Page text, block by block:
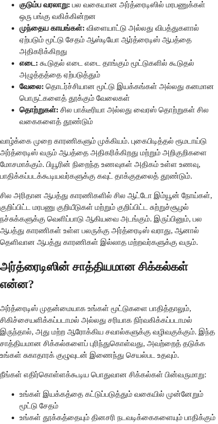
குடும்ப வரலாறு: பல வகையான அர்த்ரைடிஸில் மரபணுக்கள்
ஒரு பங்கு வகிக்கின்றன
முந்தைய காயங்கள்: விளையாட்டு அல்லது விபத்துகளால்
ஏற்படும் மூட்டு சேதம் ஆஸ்டியோ ஆர்த்ரைடிஸ் ஆபத்தை
அதிகரிக்கிறது
எடை: கூடுதல் எடை எடை தாங்கும் மூட்டுகளில் கூடுதல்
அழுத்தத்தை ஏற்படுத்தும்
வேலை: தொடர்ச்சியான மூட்டு இயக்கங்கள் அல்லது கனமான
பொருட்களைத் தூக்கும் வேலைகள்
தொற்றுகள்: சில பாக்டீரியா அல்லது வைரஸ் தொற்றுகள் சில
வகைகளைத் தூண்டும்
வாழ்க்கை முறை காரணிகளும் முக்கியம். புகைபிடித்தல் ரூமடாய்டு
அர்த்ரைடிஸ் வரும் ஆபத்தை அதிகரிக்கிறது மற்றும் அறிகுறிகளை
மோசமாக்கும். பியூரின் நிறைந்த உணவுகள் அதிகம் உள்ள உணவு,
பாதிக்கப்படக்கூடியவர்களுக்கு கவுட் தாக்குதலைத் தூண்டும்.
சில அரிதான ஆபத்து காரணிகளில் சில ஆட்டோ இம்யூன் நோய்கள்,
குறிப்பிட்ட மரபணு குறியீடுகள் மற்றும் குறிப்பிட்ட சுற்றுச்சூழல்
நச்சுக்களுக்கு வெளிப்பாடு ஆகியவை அடங்கும். இருப்பினும், பல
ஆபத்து காரணிகள் உள்ள பலருக்கு அர்த்ரைடிஸ் வராது, ஆனால்
தெளிவான ஆபத்து காரணிகள் இல்லாத மற்றவர்களுக்கு வரும்.
அர்த்ரைடிஸின் சாத்தியமான சிக்கல்கள்
என்ன?
அர்த்ரைடிஸ் முதன்மையாக உங்கள் மூட்டுகளை பாதித்தாலும்,
சிகிச்சையளிக்கப்படாமல் அல்லது சரியாக நிர்வகிக்கப்படாமல்
இருந்தால், அது மற்ற ஆரோக்கிய சவால்களுக்கு வழிவகுக்கும். இந்த
சாத்தியமான சிக்கல்களைப் புரிந்துகொள்வது, அவற்றைத் தடுக்க
உங்கள் சுகாதாரக் குழுவுடன் இணைந்து செயல்பட உதவும்.
நீங்கள் எதிர்கொள்ளக்கூடிய பொதுவான சிக்கல்கள் பின்வருமாறு:
உங்கள் இயக்கத்தை கட்டுப்படுத்தும் வகையில் முன்னேறும்
மூட்டு சேதம்
உங்கள் தூக்கத்தையும் தினசரி நடவடிக்கைகளையும் பாதிக்கும்